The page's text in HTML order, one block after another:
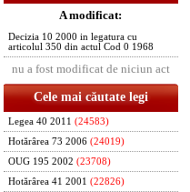
A modificat:
Decizia 10 2000 in legatura cu
articolul 350 din actul Cod 0 1968
nu a fost modificat de niciun act
Cele mai căutate legi
Legea 40 2011 (24583)
Hotărârea 73 2006 (24019)
OUG 195 2002 (23708)
Hotărârea 41 2001 (22826)